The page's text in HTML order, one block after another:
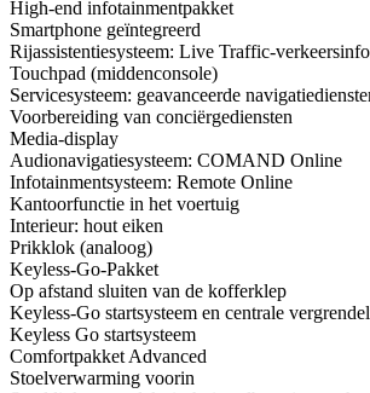
High-end infotainmentpakket
Smartphone geïntegreerd
Rijassistentiesysteem: Live Traffic-
Touchpad (middenconsole)
Servicesysteem: geavanceerde
Voorbereiding van conciërgediensten
Media-display
Audionavigatiesysteem: COMAND Online
Infotainmentsysteem: Remote Online
Kantoorfunctie in het voertuig
Interieur: hout eiken
Prikklok (analoog)
Keyless-Go-Pakket
Op afstand sluiten van de kofferklep
Keyless-Go startsysteem en centrale
Keyless Go startsysteem
Comfortpakket Advanced
Stoelverwarming voorin